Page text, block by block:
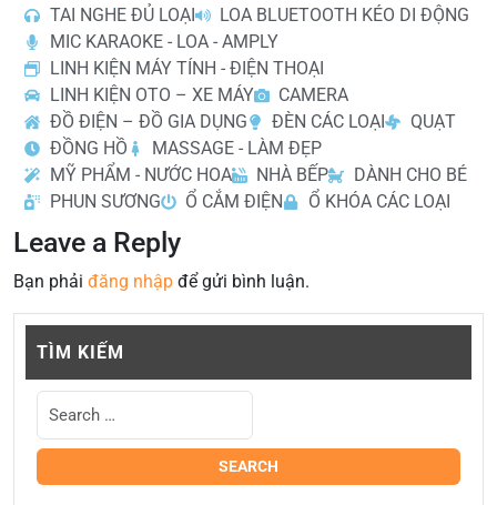
TAI NGHE ĐỦ LOẠI
LOA BLUETOOTH KÉO DI ĐỘNG
MIC KARAOKE - LOA - AMPLY
LINH KIỆN MÁY TÍNH - ĐIỆN THOẠI
LINH KIỆN OTO – XE MÁY
CAMERA
ĐỒ ĐIỆN – ĐỒ GIA DỤNG
ĐÈN CÁC LOẠI
QUẠT
ĐỒNG HỒ
MASSAGE - LÀM ĐẸP
MỸ PHẨM - NƯỚC HOA
NHÀ BẾP
DÀNH CHO BÉ
PHUN SƯƠNG
Ổ CẮM ĐIỆN Ổ KHÓA CÁC LOẠI
Leave a Reply
Bạn phải đăng nhập để gửi bình luận.
TÌM KIẾM